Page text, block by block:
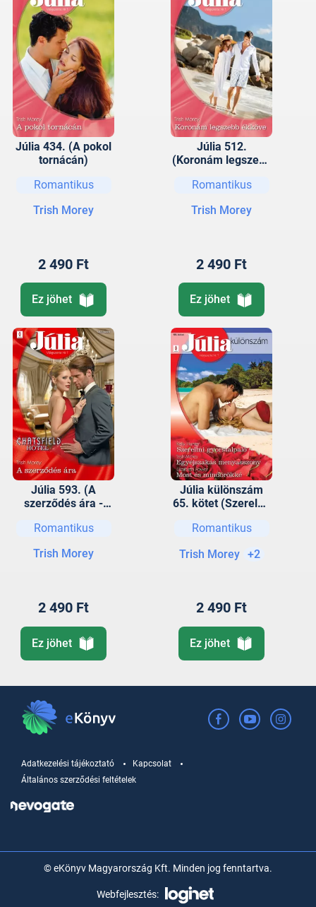
Júlia 434. (A pokol
tornácán)
Romantikus
Trish Morey
2 490 Ft
Ez jöhet
Júlia 512.
(Koronám legszebb
Romantikus
Trish Morey
2 490 Ft
Ez jöhet
Júlia 593. (A
szerződés ára -
Romantikus
Trish Morey
2 490 Ft
Ez jöhet
Júlia különszám
65. kötet (Szerelmi
Egyéjszakás
és mindörökké)
Romantikus
Trish Morey
+2
2 490 Ft
Ez jöhet
Adatkezelési tájékoztató
Kapcsolat
Általános szerződési feltételek
© eKönyv Magyarország Kft. Minden jog fenntartva.
Webfejlesztés: